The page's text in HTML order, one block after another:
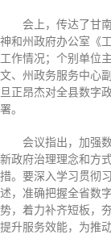
会上，传达了甘
神和州政府办公室《
工作情况；个别单位
文、州政务服务中心
旦正昂杰对全县数字
署。
会议指出，加强
新政府治理理念和方
措。要深入学习贯彻
述，准确把握全省数
势，着力补齐短板，
提升服务效能，为推